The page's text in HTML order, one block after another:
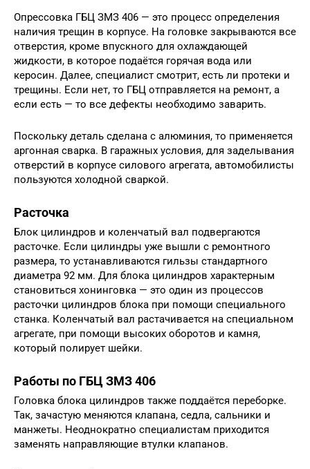
Опрессовка ГБЦ ЗМЗ 406 — это процесс определения
наличия трещин в корпусе. На головке закрываются все
отверстия, кроме впускного для охлаждающей
жидкости, в которое подаётся горячая вода или
керосин. Далее, специалист смотрит, есть ли протеки и
трещины. Если нет, то ГБЦ отправляется на ремонт, а
если есть — то все дефекты необходимо заварить.
Поскольку деталь сделана с алюминия, то применяется
аргонная сварка. В гаражных условия, для заделывания
отверстий в корпусе силового агрегата, автомобилисты
пользуются холодной сваркой.
Расточка
Блок цилиндров и коленчатый вал подвергаются
расточке. Если цилиндры уже вышли с ремонтного
размера, то устанавливаются гильзы стандартного
диаметра 92 мм. Для блока цилиндров характерным
становиться хонинговка — это один из процессов
расточки цилиндров блока при помощи специального
станка. Коленчатый вал растачивается на специальном
агрегате, при помощи высоких оборотов и камня,
который полирует шейки.
Работы по ГБЦ ЗМЗ 406
Головка блока цилиндров также поддаётся переборке.
Так, зачастую меняются клапана, седла, сальники и
манжеты. Неоднократно специалистам приходится
заменять направляющие втулки клапанов.